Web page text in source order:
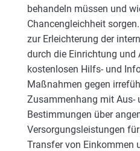
behandeln müssen und
Chancengleichheit
zur Erleichterung der
durch die Einrichtung
kostenlosen Hilfs- und
Maßnahmen gegen
Zusammenhang mit Aus-
Bestimmungen über
Versorgungsleistungen
Transfer von Einkommen